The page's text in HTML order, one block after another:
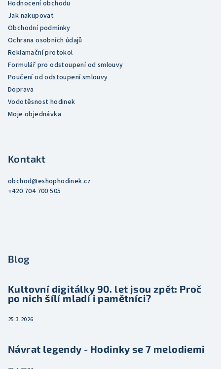
Hodnocení obchodu
Jak nakupovat
Obchodní podmínky
Ochrana osobních údajů
Reklamační protokol
Formulář pro odstoupení od smlouvy
Poučení od odstoupení smlouvy
Doprava
Vodotěsnost hodinek
Moje objednávka
Kontakt
obchod@eshophodinek.cz
+420 704 700 505
Blog
Kultovní digitálky 90. let jsou zpět: Proč
po nich šílí mladí i pamětníci?
25.3.2026
Návrat legendy - Hodinky se 7 melodiemi